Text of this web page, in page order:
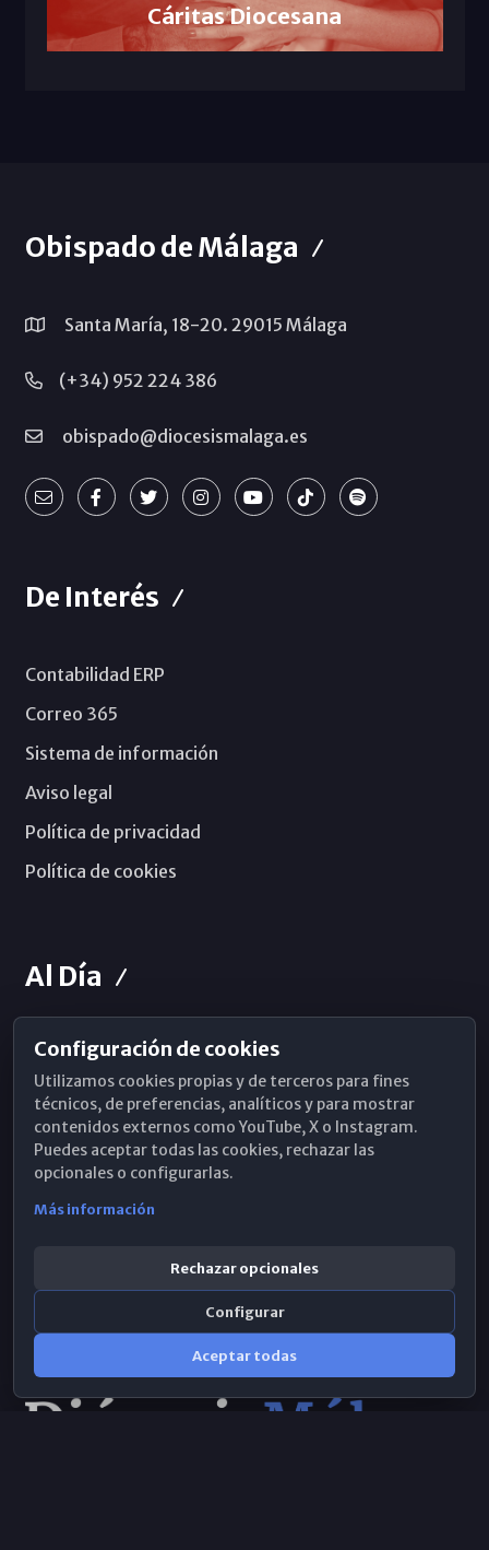
Cáritas Diocesana
Obispado de Málaga
Santa María, 18-20. 29015 Málaga
(+34) 952 224 386
obispado@diocesismalaga.es
De Interés
Contabilidad ERP
Correo 365
Sistema de información
Aviso legal
Política de privacidad
Política de cookies
Al Día
Horarios de Misa
Hemeroteca
WhatsApp
Configuración de cookies
Utilizamos cookies propias y de terceros para fines
técnicos, de preferencias, analíticos y para mostrar
contenidos externos como YouTube, X o Instagram.
Puedes aceptar todas las cookies, rechazar las
opcionales o configurarlas.
Más información
Rechazar opcionales
Configurar
Aceptar todas